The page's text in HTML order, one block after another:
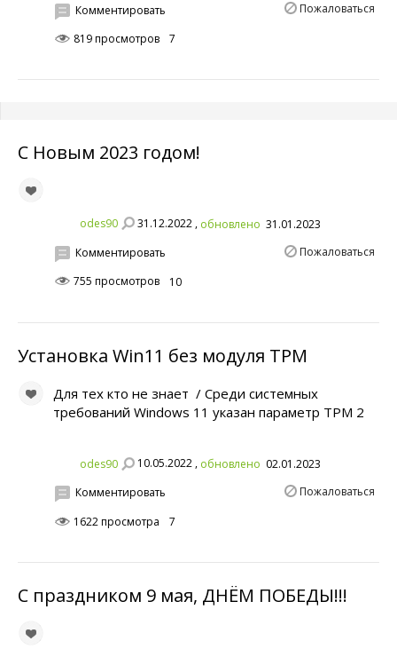
Пожаловаться
Комментировать
819 просмотров
7
С Новым 2023 годом!
odes90 31.12.2022 , обновлено 31.01.2023
Пожаловаться
Комментировать
755 просмотров
10
Установка Win11 без модуля TPM
Для тех кто не знает / Среди системных
требований Windows 11 указан параметр TPM 2
odes90 10.05.2022 , обновлено 02.01.2023
Пожаловаться
Комментировать
1622 просмотра
7
С праздником 9 мая, ДНЁМ ПОБЕДЫ!!!